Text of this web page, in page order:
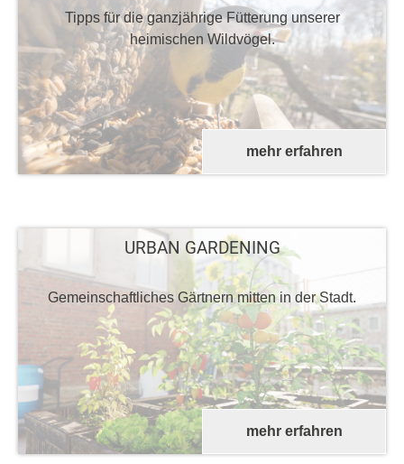
Tipps für die ganzjährige Fütterung unserer
heimischen Wildvögel.
mehr erfahren
URBAN GARDENING
Gemeinschaftliches Gärtnern mitten in der Stadt.
mehr erfahren